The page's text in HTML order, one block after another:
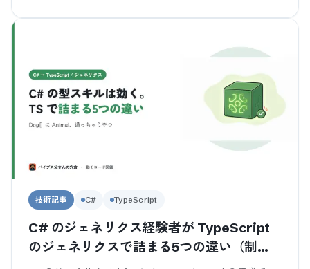
技術記事 C# TypeScript
C# のジェネリクス経験者が TypeScript
のジェネリクスで詰まる5つの違い（制